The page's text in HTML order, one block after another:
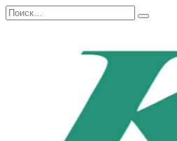
Перейти
к
Search
for: